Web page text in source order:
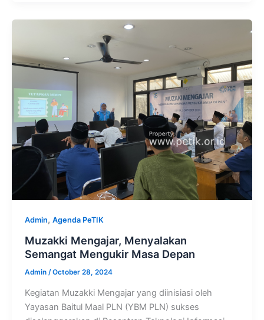
Admin, Agenda PeTIK
Muzakki Mengajar, Menyalakan
Semangat Mengukir Masa Depan
Admin /October 28, 2024
Kegiatan Muzakki Mengajar yang diinisiasi oleh
Yayasan Baitul Maal PLN (YBM PLN) sukses